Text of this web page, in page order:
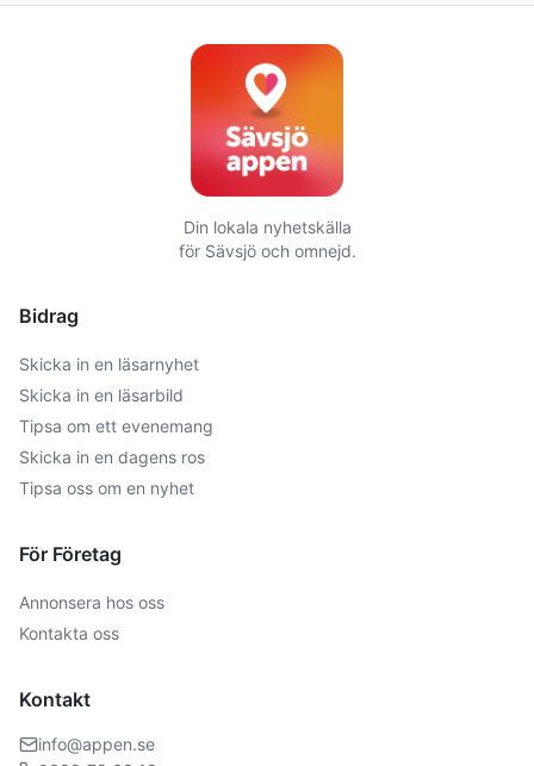
Din lokala nyhetskälla
för Sävsjöoch omnejd.
Bidrag
Skicka in en läsarnyhet
Skicka in en läsarbild
Tipsa om ett evenemang
Skicka in en dagens ros
Tipsa oss om en nyhet
För Företag
Annonsera hos oss
Kontakta oss
Kontakt
info@appen.se